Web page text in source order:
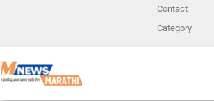
Contact
Category